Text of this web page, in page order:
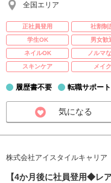
全国エリア
正社員登用 社割制
学生OK
男女歓
ネイルOK
ノルマ
スキンケア
メイク
履歴書不要 転職サポー
気になる
株式会社アイスタイルキャリア
【4か月後に社員登用◆レ